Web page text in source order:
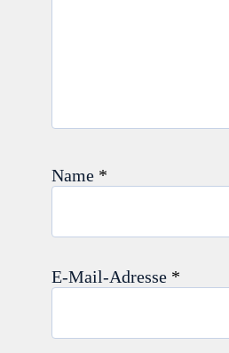
Name *
E-Mail-Adresse *